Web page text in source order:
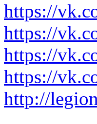
https://
https://
https://
https://
http://